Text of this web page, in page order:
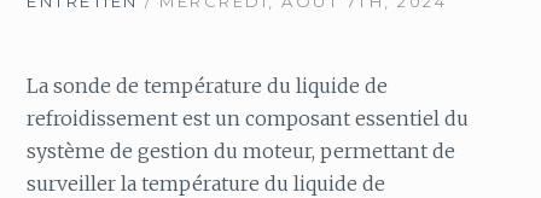
La sonde de température du liquide de
refroidissement est un composant essentiel du
système de gestion du moteur, permettant de
surveiller la température du liquide de